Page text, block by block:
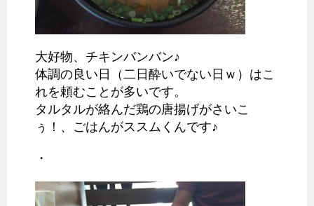
大好物、チキンバンバン♪
体調の良い日（二日酔いでない日ｗ）はこ
れを頼むことが多いです。
タルタルが絡んだ鶏の唐揚げがさいこ
ぅ！、ごはんがススムくんです♪
・